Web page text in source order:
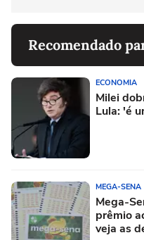
Recomendado
ECONOMIA
Milei
Lula: 'é
MEGA-SENA
Mega-
prêmio
veja as